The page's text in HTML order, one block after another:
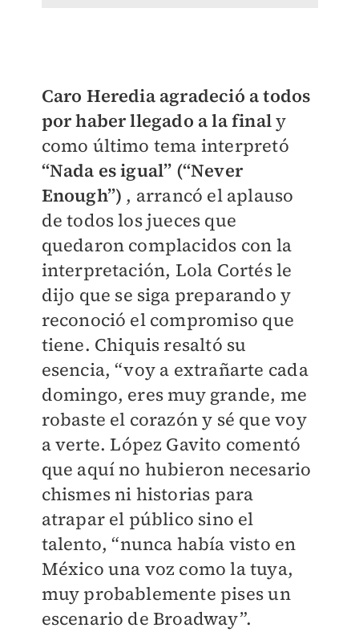
Caro Heredia agradeció a todos
por haber llegado a la finaly
como último tema interpretó
“Nada es igual” (“Never
Enough”) , arrancó el aplauso
de todos los jueces que
quedaron complacidos con la
interpretación, Lola Cortés le
dijo que se siga preparando y
reconoció el compromiso que
tiene. Chiquis resaltó su
esencia, “voy a extrañarte cada
domingo, eres muy grande, me
robaste el corazón y sé que voy
a verte. López Gavito comentó
que aquí no hubieron necesario
chismes ni historias para
atrapar el público sino el
talento, “nunca había visto en
México una voz como la tuya,
muy probablemente pises un
escenario de Broadway”.